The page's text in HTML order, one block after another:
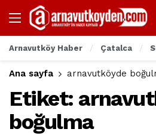
Arnavutköy Haber Çatalca
Ana sayfa arnavutköyde
Etiket:
boğulma